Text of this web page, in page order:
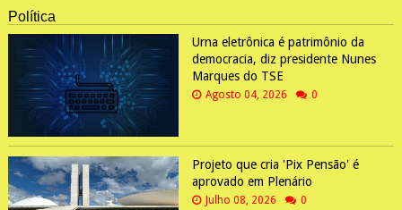
Política
Urna eletrônica é patrimônio da
democracia, diz presidente Nunes
Marques do TSE
Agosto 04, 2026 0
Projeto que cria 'Pix Pensão' é
aprovado em Plenário
Julho 08, 2026 0